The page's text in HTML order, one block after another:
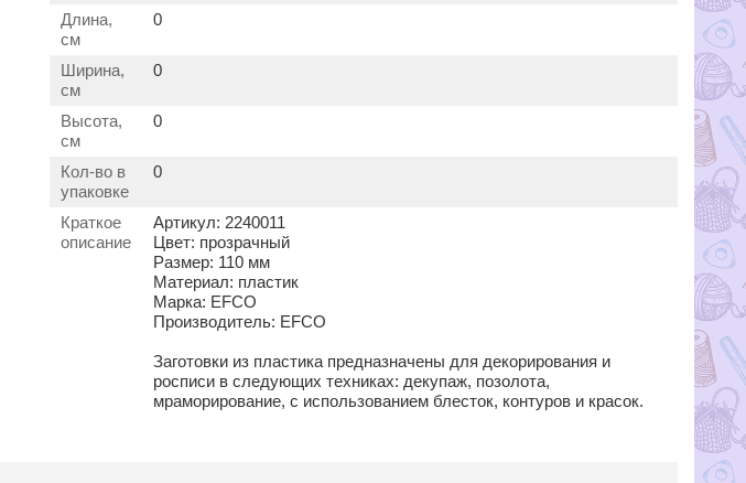
Длина,
см
0
Ширина,
см
0
Высота,
см
0
Кол-во в
упаковке
0
Краткое
описание
Артикул: 2240011
Цвет: прозрачный
Размер: 110 мм
Материал: пластик
Марка: EFCO
Производитель: EFCO
Заготовки из пластика предназначены для декорирования и
росписи в следующих техниках: декупаж, позолота,
мраморирование, с использованием блесток, контуров и красок.